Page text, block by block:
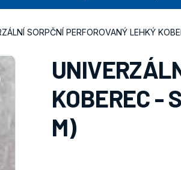
Submenu
O
SORPČNÍ PERFOROVANÝ LEHKÝ
KOBEREC -
M)